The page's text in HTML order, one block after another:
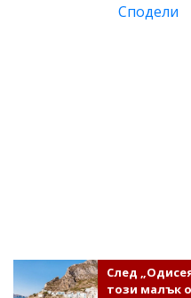
Сподели
След
този малък